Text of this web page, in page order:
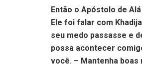
Então o Apóstolo de
Ele foi falar com
seu medo passasse e
possa acontecer
você. – Mantenha